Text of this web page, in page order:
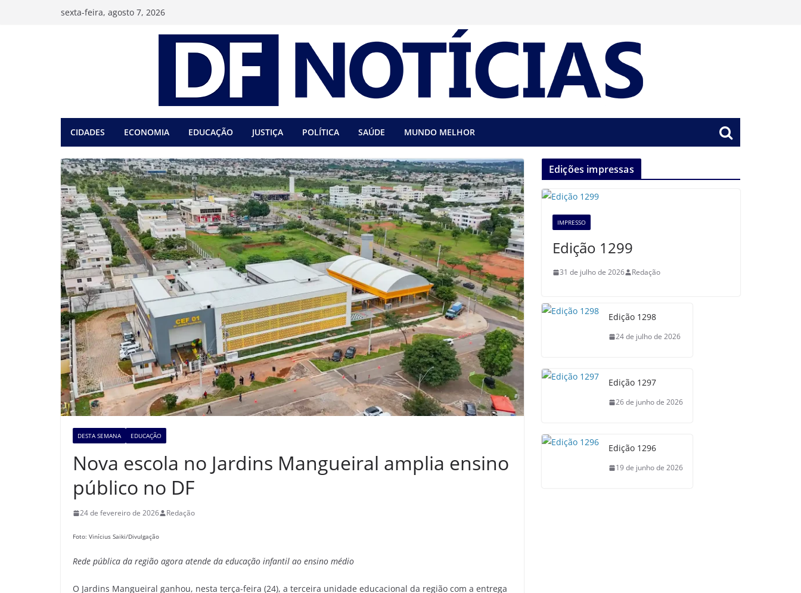
sexta-feira, agosto 7, 2026
CIDADES ECONOMIA EDUCAÇÃO JUSTIÇA POLÍTICA SAÚDE MUNDO MELHOR
DESTA SEMANA EDUCAÇÃO
Nova escola no Jardins Mangueiral amplia ensino
público no DF
24 de fevereiro de 2026 Redação
Foto: Vinícius Saiki/Divulgação
Rede pública da região agora atende da educação infantil ao ensino médio
O Jardins Mangueiral ganhou, nesta terça-feira (24), a terceira unidade educacional da região com a entrega
Edições impressas
IMPRESSO
Edição 1299
31 de julho de 2026 Redação
Edição 1298
24 de julho de 2026
Edição 1297
26 de junho de 2026
Edição 1296
19 de junho de 2026